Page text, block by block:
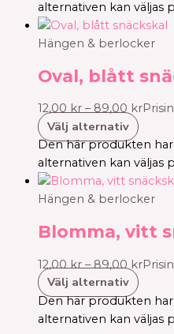
alternativen kan väljas
Hängen & berlocker
Oval, blått
12,00 kr – 89,00 kr
Välj alternativ
Den här produkten
alternativen kan väljas
Hängen & berlocker
Blomma, vitt
12,00kr – 89,00 kr
Välj alternativ
Den här produkten
alternativen kan väljas